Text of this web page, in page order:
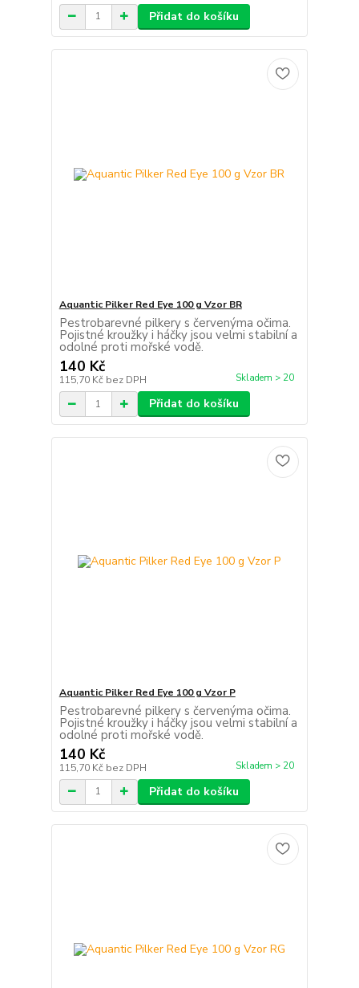
Přidat do košíku
Aquantic Pilker Red Eye 100 g Vzor BR
Pestrobarevné pilkery s červenýma očima.
Pojistné kroužky i háčky jsou velmi stabilní a
odolné proti mořské vodě.
140 Kč
115,70 Kč bez DPH Skladem > 20
Přidat do košíku
Aquantic Pilker Red Eye 100 g Vzor P
Pestrobarevné pilkery s červenýma očima.
Pojistné kroužky i háčky jsou velmi stabilní a
odolné proti mořské vodě.
140 Kč
115,70 Kč bez DPH Skladem > 20
Přidat do košíku